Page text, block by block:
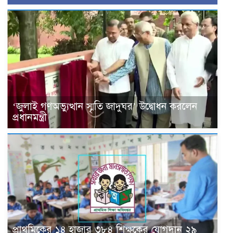
‘জুলাই গণঅভ্যুত্থান স্মৃতি জাদুঘর’ উদ্বোধন করলেন
প্রধানমন্ত্রী
প্রাথমিকের ১৪ হাজার ৩৮৪ শিক্ষকের যোগদান ২৯